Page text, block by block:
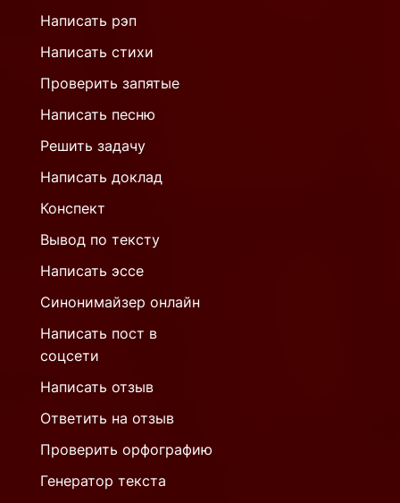
Написать рэп
Написать стихи
Проверить запятые
Написать песню
Решить задачу
Написать доклад
Конспект
Вывод по тексту
Написать эссе
Синонимайзер онлайн
Написать пост в
соцсети
Написать отзыв
Ответить на отзыв
Проверить орфографию
Генератор текста